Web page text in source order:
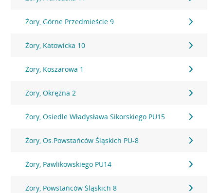
Żory, Górne Przedmieście 9
Żory, Katowicka 10
Żory, Koszarowa 1
Żory, Okrężna 2
Żory, Osiedle Władysława Sikorskiego PU15
Żory, Os.Powstańców Śląskich PU-8
Żory, Pawlikowskiego PU14
Żory, Powstańców Śląskich 8